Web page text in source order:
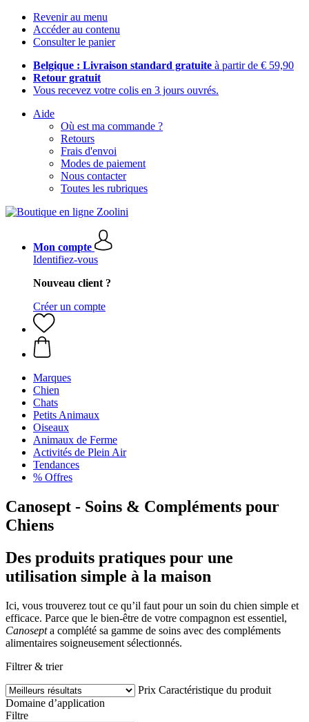
Revenir au menu
Accéder au contenu
Consulter le panier
Belgique : Livraison standard gratuite à partir de € 59,90
Retour gratuit
Vous recevez votre colis en 3 jours ouvrés.
Aide
Où est ma commande ?
Retours
Frais d'envoi
Modes de paiement
Nous contacter
Toutes les rubriques
Mon compte
Identifiez-vous
Nouveau client ?
Créer un compte
Marques
Chien
Chats
Petits Animaux
Oiseaux
Animaux de Ferme
Activités de Plein Air
Tendances
% Offres
Canosept - Soins & Compléments pour
Chiens
Des produits pratiques pour une
utilisation simple à la maison
Ici, vous trouverez tout ce qu’il faut pour un soin du chien simple et
efficace. Parce que le bien-être de votre compagnon est essentiel,
Canosepta complété sa gamme de soins avec des compléments
alimentaires soigneusement sélectionnés.
Filtrer & trier
Prix Caractéristique du produit
Domaine d’application
Filtre